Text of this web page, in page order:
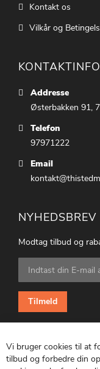
Kontakt os
Vilkår og
Addresse
Østerbakken 91,
Telefon
97971222
Email
NYHEDSBREV
Modtag tilbud og
Tilmeld
dig
vores
nyhedsbrev:
Tilmeld
Vi bruger cookies til at
tilbud og forbedre din